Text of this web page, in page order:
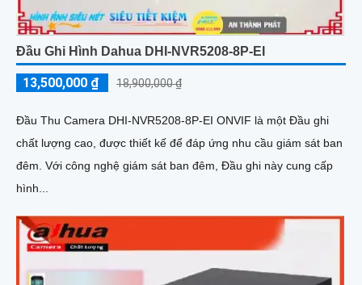
Đầu Ghi Hình Dahua DHI-NVR5208-8P-EI
13,500,000 ₫ 18,900,000 ₫
Đầu Thu Camera DHI-NVR5208-8P-EI ONVIF là một Đầu ghi
chất lượng cao, được thiết kế để đáp ứng nhu cầu giám sát ban
đêm. Với công nghệ giám sát ban đêm, Đầu ghi này cung cấp
hình...